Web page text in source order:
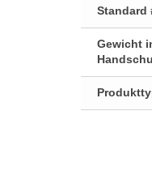
Standard
Gewicht